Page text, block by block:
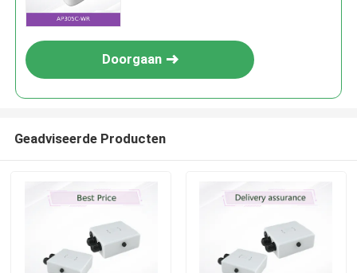
Doorgaan
Geadviseerde Producten